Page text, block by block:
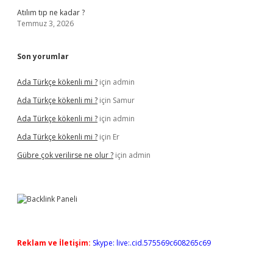
Atılım tıp ne kadar ?
Temmuz 3, 2026
Son yorumlar
Ada Türkçe kökenli mi ? için admin
Ada Türkçe kökenli mi ? için Samur
Ada Türkçe kökenli mi ? için admin
Ada Türkçe kökenli mi ? için Er
Gübre çok verilirse ne olur ? için admin
Reklam ve İletişim: Skype: live:.cid.575569c608265c69